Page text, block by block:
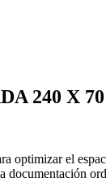
240 X
optimizar el
documentación